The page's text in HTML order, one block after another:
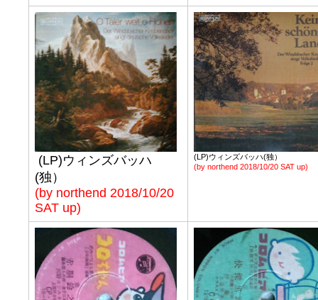
(LP)ウィンズバッハ
(独）
(by northend 2018/10/20
SAT up)
(LP)ウィンズバッハ(独）
(by northend 2018/10/20 SAT up)